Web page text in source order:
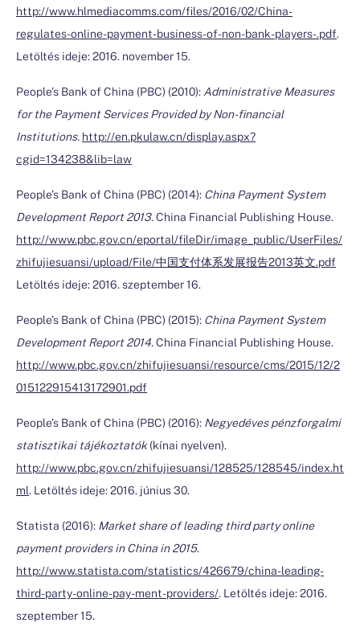
http://www.hlmediacomms.com/files/2016/02/China-
regulates-online-payment-business-of-non-bank-players-.pdf.
Letöltés ideje: 2016. november 15.
People’s Bank of China (PBC) (2010): Administrative Measures
for the Payment Services Provided by Non-financial
Institutions. http://en.pkulaw.cn/display.aspx?
cgid=134238&lib=law
People’s Bank of China (PBC) (2014): China Payment System
Development Report 2013.China Financial Publishing House.
http://www.pbc.gov.cn/eportal/fileDir/image_public/UserFiles/
zhifujiesuansi/upload/File/中国支付体系发展报告2013英文.pdf
Letöltés ideje: 2016. szeptember 16.
People’s Bank of China (PBC) (2015): China Payment System
Development Report 2014.China Financial Publishing House.
http://www.pbc.gov.cn/zhifujiesuansi/resource/cms/2015/12/2
015122915413172901.pdf
People’s Bank of China (PBC) (2016): Negyedéves pénzforgalmi
statisztikai tájékoztatók(kínai nyelven).
http://www.pbc.gov.cn/zhifujiesuansi/128525/128545/index.ht
ml. Letöltés ideje: 2016. június 30.
Statista (2016): Market share of leading third party online
payment providers in China in 2015.
http://www.statista.com/statistics/426679/china-leading-
third-party-online-pay-ment-providers/. Letöltés ideje: 2016.
szeptember 15.